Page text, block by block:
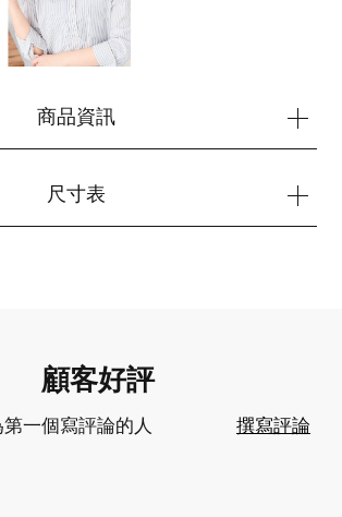
商品資訊
尺寸表
顧客好評
第一個寫評論的人 撰寫評論
您的購物車目前是空的。